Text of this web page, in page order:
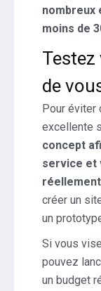
nombreux
moins de
de
Pour éviter
excellente
concept
service et
créer un
un
Si vous
pouvez
un budget